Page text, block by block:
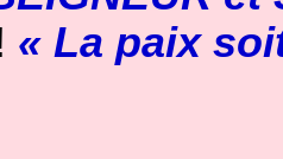
« La paix